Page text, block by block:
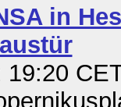
in
19:20